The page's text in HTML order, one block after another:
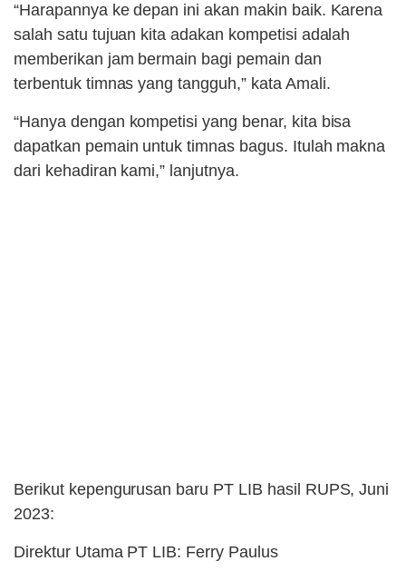
“Harapannya ke depan ini akan makin baik. Karena
salah satu tujuan kita adakan kompetisi adalah
memberikan jam bermain bagi pemain dan
terbentuk timnas yang tangguh,” kata Amali.
“Hanya dengan kompetisi yang benar, kita bisa
dapatkan pemain untuk timnas bagus. Itulah makna
dari kehadiran kami,” lanjutnya.
Berikut kepengurusan baru PT LIB hasil RUPS, Juni
2023:
Direktur Utama PT LIB: Ferry Paulus